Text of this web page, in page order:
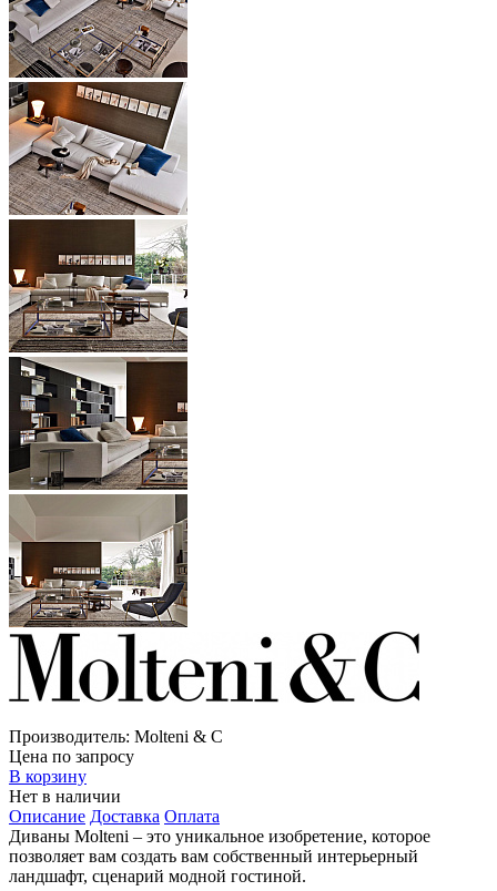
Производитель: Molteni & C
Цена по запросу
В корзину
Нет в наличии
Описание Доставка Оплата
Диваны Molteni – это уникальное изобретение, которое
позволяет вам создать вам собственный интерьерный
ландшафт, сценарий модной гостиной.